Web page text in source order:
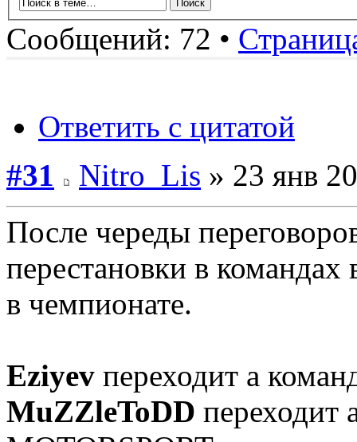
Сообщений: 72 •
Ответить с цитатой
#31
Nitro_Lis » 23 янв
После череды
перестановки в
в чемпионате.
Eziyev переходит а
MuZZleToDD переходит